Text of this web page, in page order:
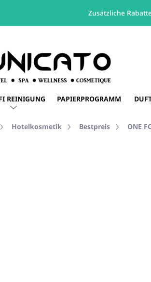
Zusätzliche
REINIGUNG PAPIERPROGRAMM
Hotelkosmetik Bestpreis ONE